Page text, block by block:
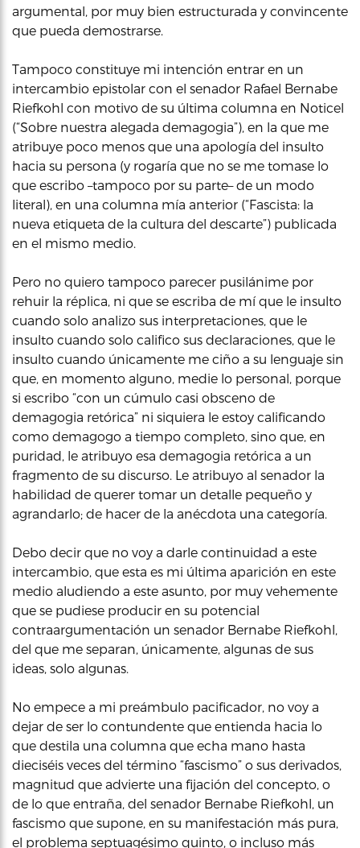
argumental, por muy bien estructurada y convincente
que pueda demostrarse.
Tampoco constituye mi intención entrar en un
intercambio epistolar con el senador Rafael Bernabe
Riefkohl con motivo de su última columna en Noticel
(“Sobre nuestra alegada demagogia”), en la que me
atribuye poco menos que una apología del insulto
hacia su persona (y rogaría que no se me tomase lo
que escribo –tampoco por su parte– de un modo
literal), en una columna mía anterior (“Fascista: la
nueva etiqueta de la cultura del descarte”) publicada
en el mismo medio.
Pero no quiero tampoco parecer pusilánime por
rehuir la réplica, ni que se escriba de mí que le insulto
cuando solo analizo sus interpretaciones, que le
insulto cuando solo califico sus declaraciones, que le
insulto cuando únicamente me ciño a su lenguaje sin
que, en momento alguno, medie lo personal, porque
si escribo “con un cúmulo casi obsceno de
demagogia retórica” ni siquiera le estoy calificando
como demagogo a tiempo completo, sino que, en
puridad, le atribuyo esa demagogia retórica a un
fragmento de su discurso. Le atribuyo al senador la
habilidad de querer tomar un detalle pequeño y
agrandarlo; de hacer de la anécdota una categoría.
Debo decir que no voy a darle continuidad a este
intercambio, que esta es mi última aparición en este
medio aludiendo a este asunto, por muy vehemente
que se pudiese producir en su potencial
contraargumentación un senador Bernabe Riefkohl,
del que me separan, únicamente, algunas de sus
ideas, solo algunas.
No empece a mi preámbulo pacificador, no voy a
dejar de ser lo contundente que entienda hacia lo
que destila una columna que echa mano hasta
dieciséis veces del término “fascismo” o sus derivados,
magnitud que advierte una fijación del concepto, o
de lo que entraña, del senador Bernabe Riefkohl, un
fascismo que supone, en su manifestación más pura,
el problema septuagésimo quinto, o incluso más